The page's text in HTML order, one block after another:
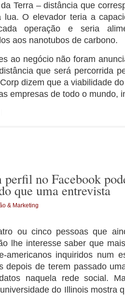
Terra – distância que
lua. O elevador teria a
operação e seria
aos nanotubos de carbono.
ao negócio não foram
que será percorrida
dizem que a viabilidade
empresas de todo o mundo,
no Facebook
que uma entrevista
& Marketing
ou cinco pessoas que
lhe interesse saber que
americanos inquiridos num
depois de terem passado
naquela rede social.
do Illinois mostra